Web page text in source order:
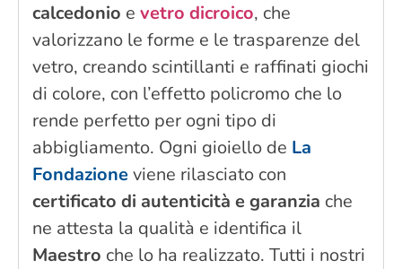
calcedonio e vetro dicroico, che
valorizzano le forme e le trasparenze del
vetro, creando scintillanti e raffinati giochi
di colore, con l’effetto policromo che lo
rende perfetto per ogni tipo di
abbigliamento. Ogni gioiello de La
Fondazioneviene rilasciato con
certificato di autenticità e garanzia che
ne attesta la qualità e identifica il
Maestro che lo ha realizzato. Tutti i nostri